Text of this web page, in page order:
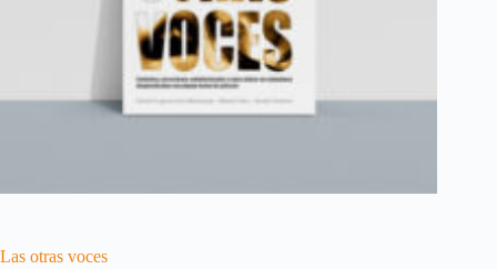
Las otras voces